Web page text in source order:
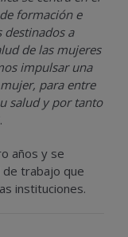
formación e
destinados a
de las mujeres
impulsar una
para entre
salud y por tanto
años y se
de trabajo que
instituciones.